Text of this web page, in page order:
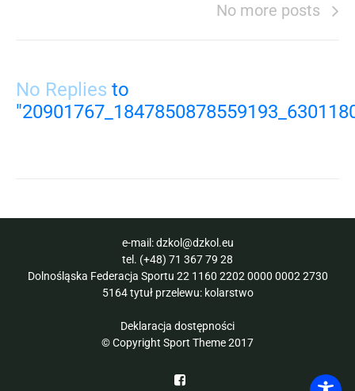
No more posts
No Replies to
e-mail:dzkol@dzkol.eu
tel. (+48) 71 367 79 28
Dolnośląska Federacja Sportu 22 1160 2202 0000 0002 2730
5164 tytuł przelewu: kolarstwo
Deklaracja dostępności
© Copyright Sport Theme 2017